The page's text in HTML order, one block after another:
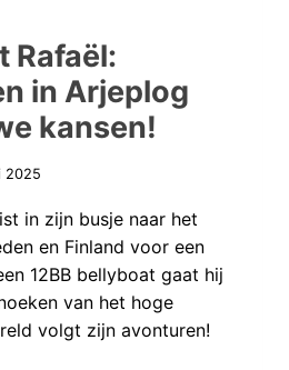
Rafaël:
in Arjeplog
kansen!
2025
in zijn busje naar het
en Finland voor een
12BB bellyboat gaat hij
van het hoge
volgt zijn avonturen!